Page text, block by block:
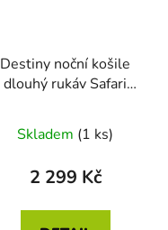
Destiny noční košile
dlouhý rukáv Safari
Skladem (1 ks)
2 299 Kč